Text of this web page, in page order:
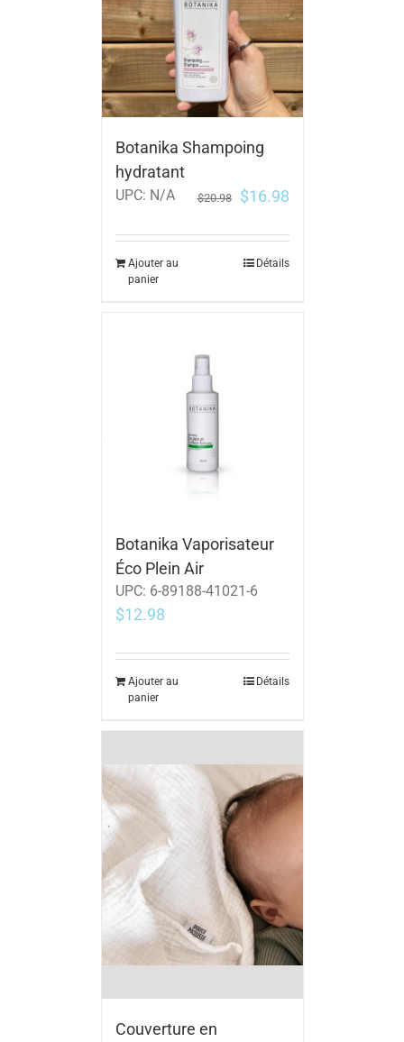
Botanika Shampoing
hydratant
UPC: N/A $20.98 $16.98
Ajouter au
panier
Détails
Botanika Vaporisateur
Éco Plein Air
UPC: 6-89188-41021-6
$12.98
Ajouter au
panier
Détails
Couverture en